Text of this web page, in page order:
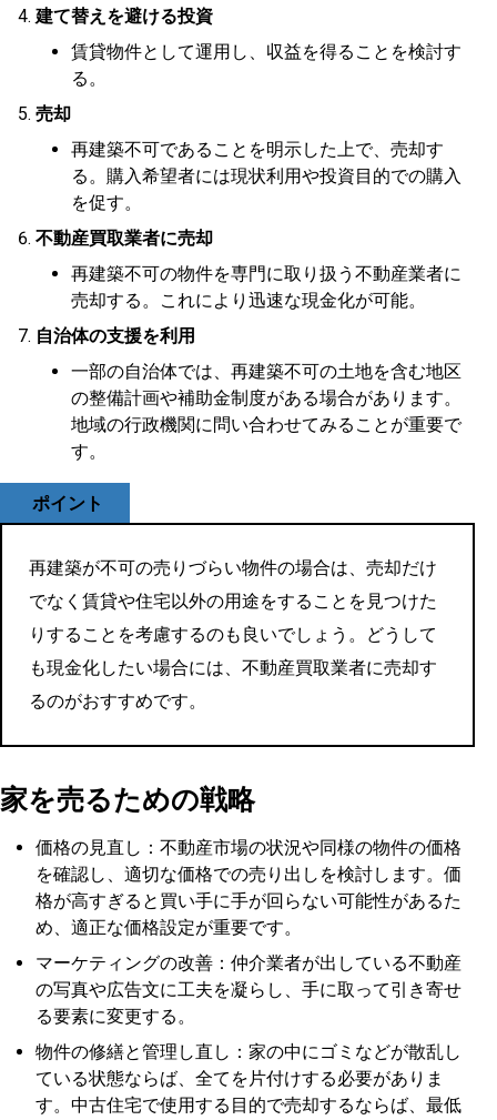
建て替えを避ける投資
賃貸物件として運用し、収益を得ることを検討す
る。
売却
再建築不可であることを明示した上で、売却す
る。購入希望者には現状利用や投資目的での購入
を促す。
不動産買取業者に売却
再建築不可の物件を専門に取り扱う不動産業者に
売却する。これにより迅速な現金化が可能。
自治体の支援を利用
一部の自治体では、再建築不可の土地を含む地区
の整備計画や補助金制度がある場合があります。
地域の行政機関に問い合わせてみることが重要で
す。
ポイント
再建築が不可の売りづらい物件の場合は、売却だけ
でなく賃貸や住宅以外の用途をすることを見つけた
りすることを考慮するのも良いでしょう。どうして
も現金化したい場合には、不動産買取業者に売却す
るのがおすすめです。
家を売るための戦略
価格の見直し：不動産市場の状況や同様の物件の価格
を確認し、適切な価格での売り出しを検討します。価
格が高すぎると買い手に手が回らない可能性があるた
め、適正な価格設定が重要です。
マーケティングの改善：仲介業者が出している不動産
の写真や広告文に工夫を凝らし、手に取って引き寄せ
る要素に変更する。
物件の修繕と管理し直し：家の中にゴミなどが散乱し
ている状態ならば、全てを片付けする必要がありま
す。中古住宅で使用する目的で売却するならば、最低